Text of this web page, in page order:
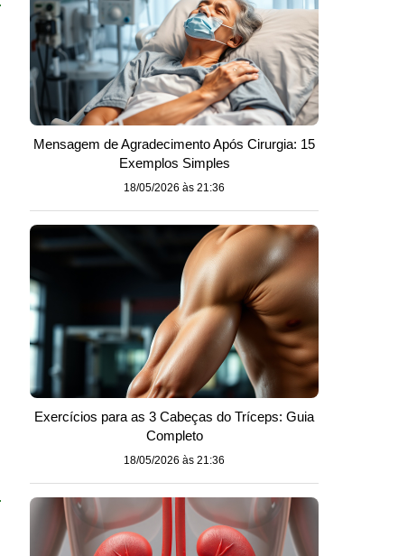
Mensagem de Agradecimento Após Cirurgia: 15
Exemplos Simples
18/05/2026 às 21:36
Exercícios para as 3 Cabeças do Tríceps: Guia
Completo
18/05/2026 às 21:36